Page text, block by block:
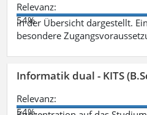
Relevanz:
54%
in der Übersicht dargestellt.
besondere
Informatik dual - KITS
Relevanz:
54%